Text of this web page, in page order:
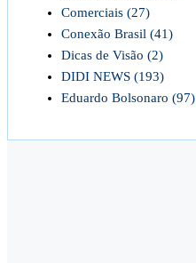
Comerciais (27)
Conexão Brasil (41)
Dicas de Visão (2)
DIDI NEWS (193)
Eduardo Bolsonaro (97)